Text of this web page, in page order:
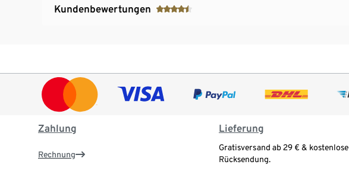
Kundenbewertungen
Zahlung
Rechnung
Lieferung
Gratisversand ab 29 € & kostenlose
Rücksendung.